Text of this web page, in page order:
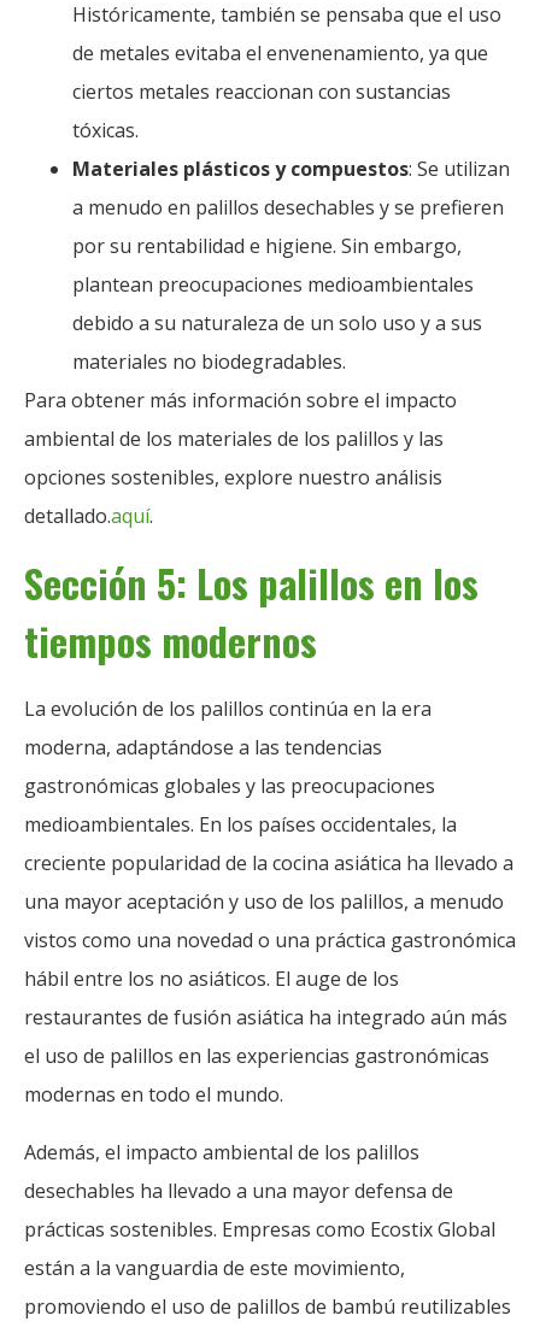
Históricamente, también se pensaba que el uso
de metales evitaba el envenenamiento, ya que
ciertos metales reaccionan con sustancias
tóxicas.
Materiales plásticos y compuestos: Se utilizan
a menudo en palillos desechables y se prefieren
por su rentabilidad e higiene. Sin embargo,
plantean preocupaciones medioambientales
debido a su naturaleza de un solo uso y a sus
materiales no biodegradables.
Para obtener más información sobre el impacto
ambiental de los materiales de los palillos y las
opciones sostenibles, explore nuestro análisis
detallado.aquí.
Sección 5: Los palillos en los
tiempos modernos
La evolución de los palillos continúa en la era
moderna, adaptándose a las tendencias
gastronómicas globales y las preocupaciones
medioambientales. En los países occidentales, la
creciente popularidad de la cocina asiática ha llevado a
una mayor aceptación y uso de los palillos, a menudo
vistos como una novedad o una práctica gastronómica
hábil entre los no asiáticos. El auge de los
restaurantes de fusión asiática ha integrado aún más
el uso de palillos en las experiencias gastronómicas
modernas en todo el mundo.
Además, el impacto ambiental de los palillos
desechables ha llevado a una mayor defensa de
prácticas sostenibles. Empresas como Ecostix Global
están a la vanguardia de este movimiento,
promoviendo el uso de palillos de bambú reutilizables